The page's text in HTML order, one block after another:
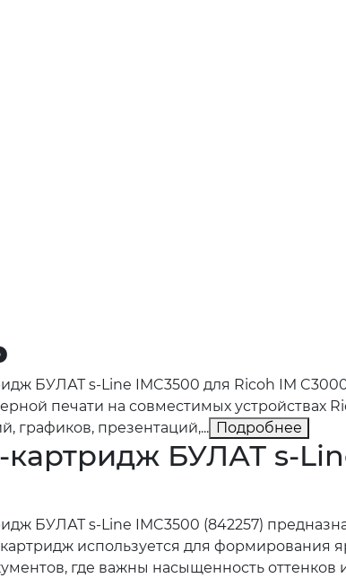
БУЛАТ s-Line IMC3500 для Ricoh IM
печати на совместимых
графиков, презентаций,... Подробнее
картридж БУЛАТ s-
БУЛАТ s-Line IMC3500 (842257)
используется для формирования
где важны насыщенность оттенков